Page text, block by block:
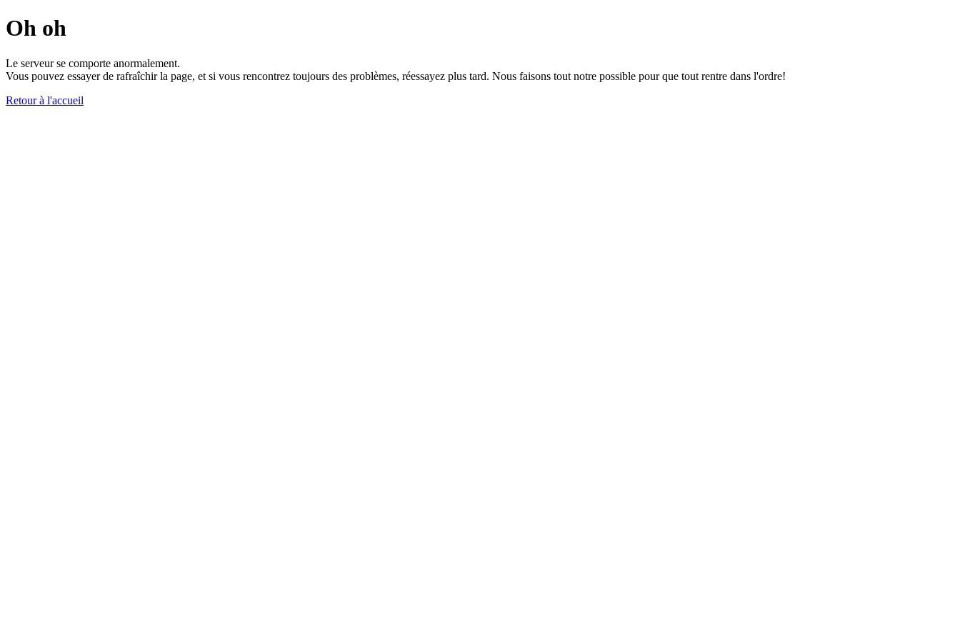
Oh oh
Le serveur se comporte anormalement.
Vous pouvez essayer de rafraîchir la page, et si vous rencontrez toujours des problèmes, réessayez plus tard. Nous faisons tout notre possible pour que tout rentre dans l'ordre!
Retour à l'accueil